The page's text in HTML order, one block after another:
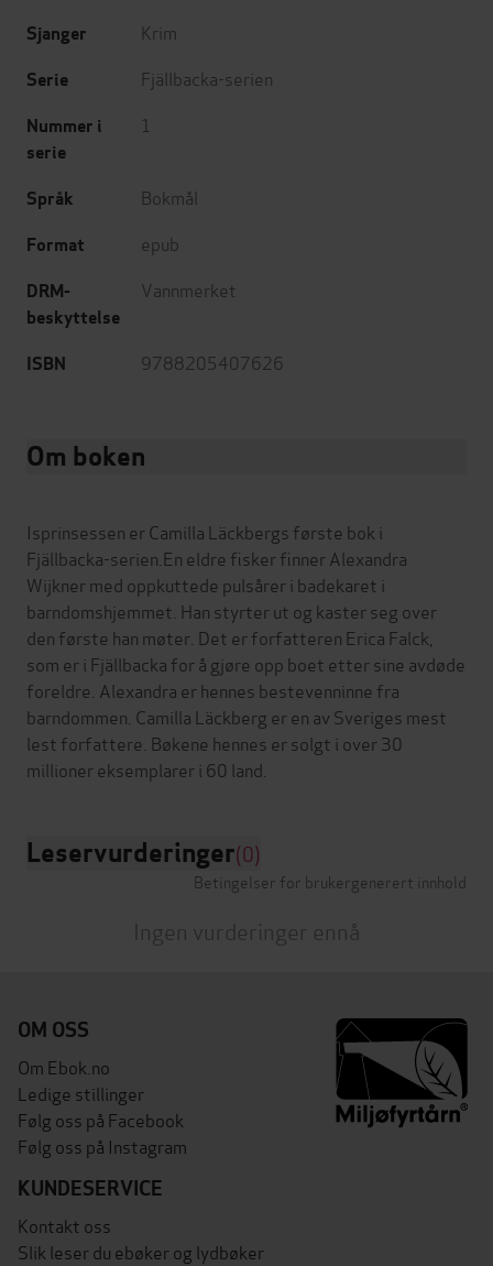
Sjanger Krim
Serie Fjällbacka-serien
Nummer i
serie
1
Språk Bokmål
Format epub
DRM-
beskyttelse
Vannmerket
ISBN 9788205407626
Om boken
Isprinsessen er Camilla Läckbergs første bok i
Fjällbacka-serien.En eldre fisker finner Alexandra
Wijkner med oppkuttede pulsårer i badekaret i
barndomshjemmet. Han styrter ut og kaster seg over
den første han møter. Det er forfatteren Erica Falck,
som er i Fjällbacka for å gjøre opp boet etter sine avdøde
foreldre. Alexandra er hennes bestevenninne fra
barndommen. Camilla Läckberg er en av Sveriges mest
lest forfattere. Bøkene hennes er solgt i over 30
Leservurderinger(0)
Betingelser for brukergenerert innhold
Ingen vurderinger ennå
OM OSS
Om Ebok.no
Ledige stillinger
Følg oss på Facebook
Følg oss på Instagram
KUNDESERVICE
Kontakt oss
Slik leser du ebøker og lydbøker